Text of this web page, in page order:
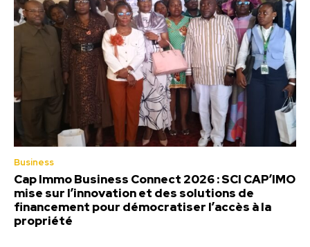
Business
Cap Immo Business Connect 2026 : SCI CAP’IMO
mise sur l’innovation et des solutions de
financement pour démocratiser l’accès à la
propriété